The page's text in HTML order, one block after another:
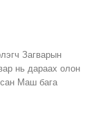
Загварын
нь дараах олон
Маш бага